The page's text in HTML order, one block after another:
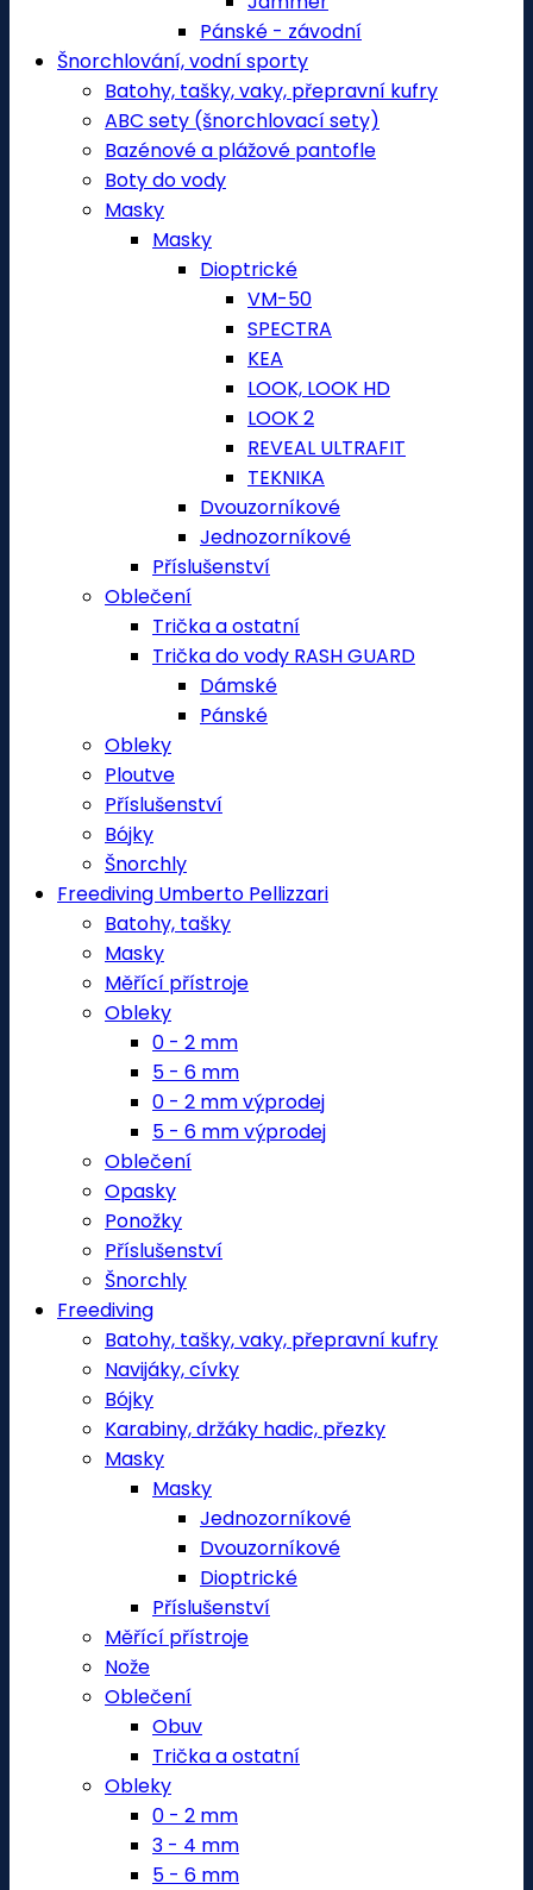
Pánské - závodní
Šnorchlování, vodní sporty
Batohy, tašky, vaky, přepravní kufry
ABC sety (šnorchlovací sety)
Bazénové a plážové pantofle
Boty do vody
Masky
Masky
Dioptrické
VM-50
SPECTRA
KEA
LOOK, LOOK HD
LOOK 2
REVEAL ULTRAFIT
TEKNIKA
Dvouzorníkové
Jednozorníkové
Příslušenství
Oblečení
Trička a ostatní
Trička do vody RASH GUARD
Dámské
Pánské
Obleky
Ploutve
Příslušenství
Bójky
Šnorchly
Freediving Umberto Pellizzari
Batohy, tašky
Masky
Měřící přístroje
Obleky
0 - 2 mm
5 - 6 mm
0 - 2 mm výprodej
5 - 6 mm výprodej
Oblečení
Opasky
Ponožky
Příslušenství
Šnorchly
Freediving
Batohy, tašky, vaky, přepravní kufry
Navijáky, cívky
Bójky
Karabiny, držáky hadic, přezky
Masky
Masky
Jednozorníkové
Dvouzorníkové
Dioptrické
Příslušenství
Měřící přístroje
Nože
Oblečení
Obuv
Trička a ostatní
Obleky
0 - 2 mm
3 - 4 mm
5 - 6 mm